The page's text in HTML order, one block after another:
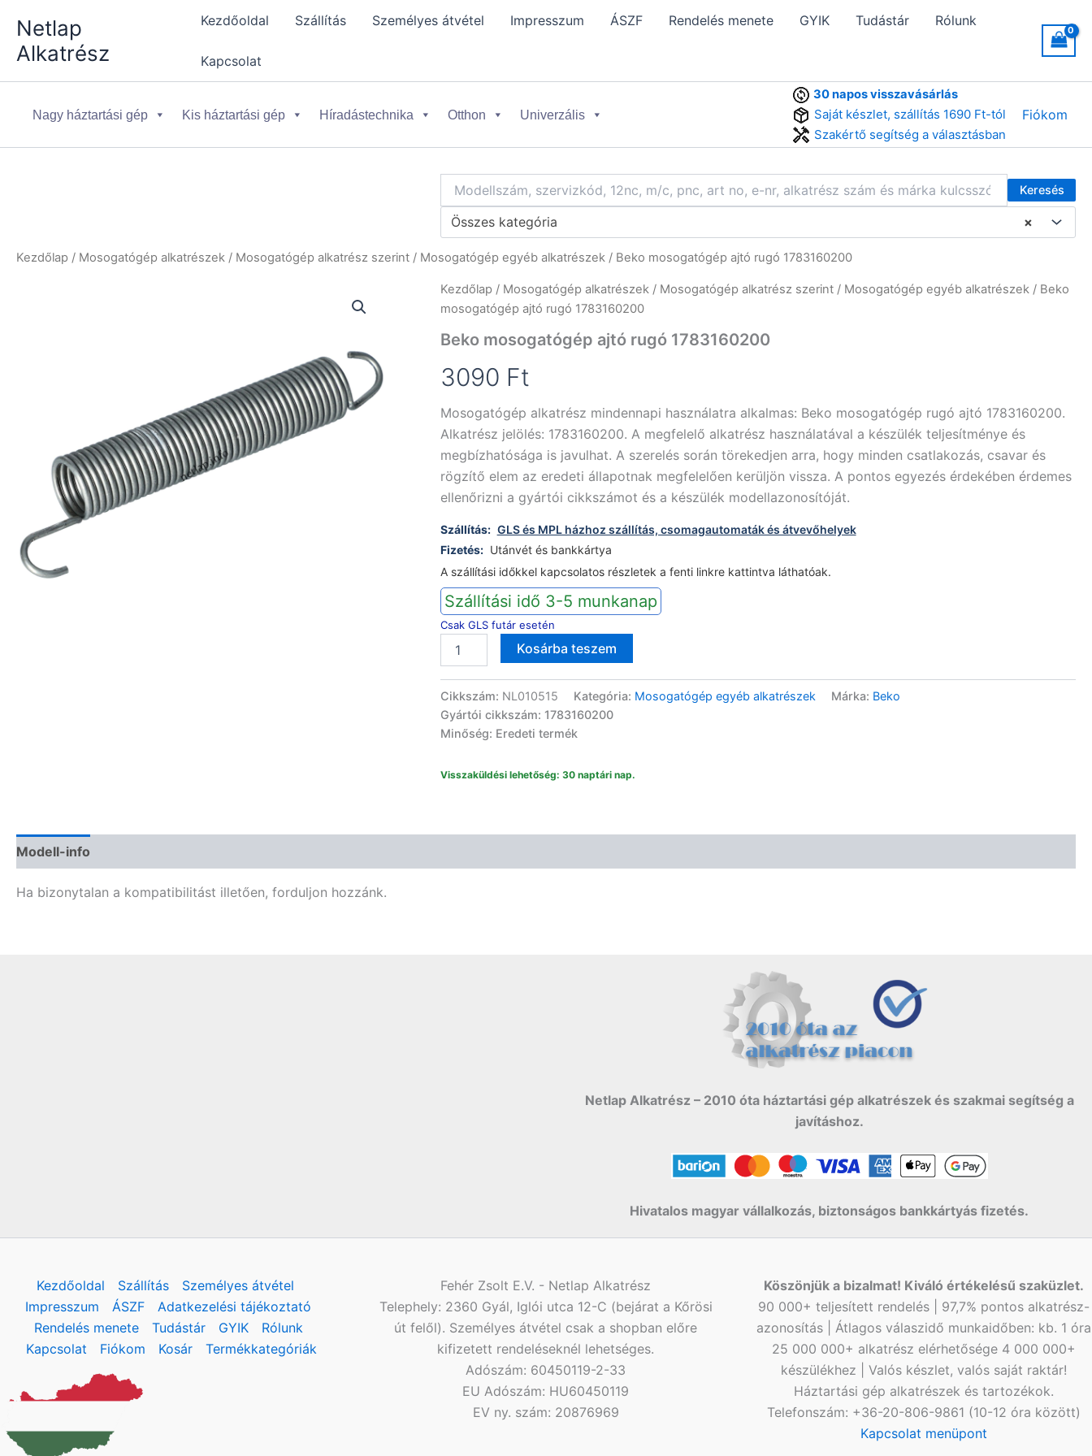
content
Netlap
Alkatrész
Kezdőoldal Szállítás Személyes átvétel Impresszum ÁSZF Rendelés menete GYIK Tudástár Rólunk
Kapcsolat
Nagy háztartási gép Kis háztartási gép Híradástechnika Otthon Univerzális
30 napos visszavásárlás
Saját készlet, szállítás 1690 Ft-tól
Szakértő segítség a választásban
Fiókom
Keresés
×
Összes kategória
Kezdőlap / Mosogatógép alkatrészek / Mosogatógép alkatrész szerint / Mosogatógép egyéb alkatrészek / Beko mosogatógép ajtó rugó 1783160200
Kezdőlap / Mosogatógép alkatrészek/ Mosogatógép alkatrész szerint/ Mosogatógép egyéb alkatrészek/ Beko
mosogatógép ajtó rugó 1783160200
Beko mosogatógép ajtó rugó 1783160200
3090 Ft
Mosogatógép alkatrész mindennapi használatra alkalmas: Beko mosogatógép rugó ajtó 1783160200.
Alkatrész jelölés: 1783160200. A megfelelő alkatrész használatával a készülék teljesítménye és
megbízhatósága is javulhat. A szerelés során törekedjen arra, hogy minden csatlakozás, csavar és
rögzítő elem az eredeti állapotnak megfelelően kerüljön vissza. A pontos egyezés érdekében érdemes
ellenőrizni a gyártói cikkszámot és a készülék modellazonosítóját.
Szállítás: GLS és MPL házhoz szállítás, csomagautomaták és átvevőhelyek
Fizetés: Utánvét és bankkártya
A szállítási időkkel kapcsolatos részletek a fenti linkre kattintva láthatóak.
Szállítási idő 3-5 munkanap
Csak GLS futár esetén
mosogatógép
rugó
1783160200
mennyiség
Kosárba teszem
Cikkszám: NL010515 Kategória: Mosogatógép egyéb alkatrészek Márka: Beko
Gyártói cikkszám: 1783160200
Minőség: Eredeti termék
Visszaküldési lehetőség: 30 naptári nap.
Modell-info
Ha bizonytalan a kompatibilitást illetően, forduljon hozzánk.
Netlap Alkatrész – 2010 óta háztartási gép alkatrészek és szakmai segítség a
javításhoz.
Hivatalos magyar vállalkozás, biztonságos bankkártyás fizetés.
Kezdőoldal Szállítás
Személyes átvétel
Impresszum
ÁSZF
Adatkezelési tájékoztató
Rendelés menete
Tudástár GYIK
Rólunk
Kapcsolat
Fiókom Kosár Termékkategóriák
Fehér Zsolt E.V. - Netlap Alkatrész
Telephely: 2360 Gyál, Iglói utca 12-C (bejárat a Kőrösi
út felől). Személyes átvétel csak a shopban előre
kifizetett rendeléseknél lehetséges.
Adószám: 60450119-2-33
EU Adószám: HU60450119
EV ny. szám: 20876969
Köszönjük a bizalmat! Kiváló értékelésű szaküzlet.
90 000+ teljesített rendelés | 97,7% pontos alkatrész-
azonosítás | Átlagos válaszidő munkaidőben: kb. 1 óra
25 000 000+ alkatrész elérhetősége 4 000 000+
készülékhez | Valós készlet, valós saját raktár!
Háztartási gép alkatrészek és tartozékok.
Telefonszám: +36-20-806-9861 (10-12 óra között)
Kapcsolat menüpont